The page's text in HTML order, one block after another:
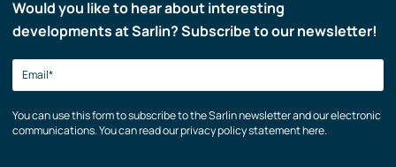
Would you like to hear about interesting
developments at Sarlin? Subscribe to our newsletter!
You can use this form to subscribe to the Sarlin newsletter and our electronic
communications. You can read our privacy policy statement here.